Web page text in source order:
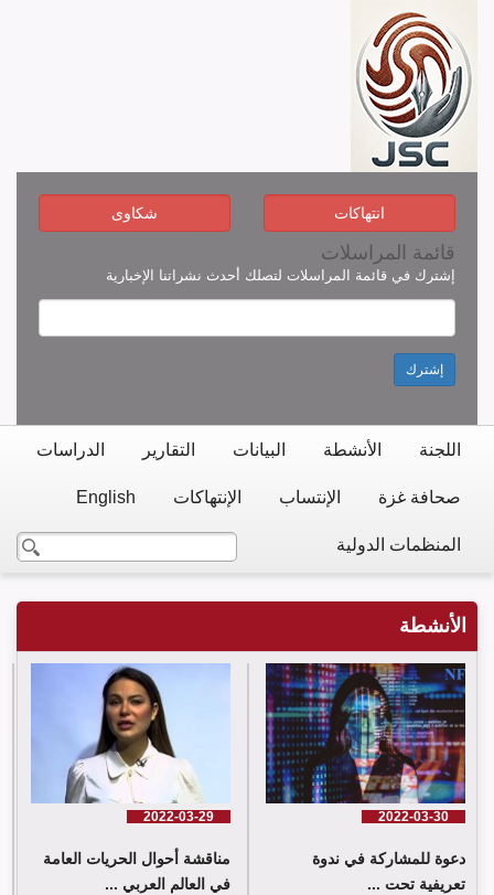
انتهاكات شكاوى
قائمة المراسلات
إشترك في قائمة المراسلات لتصلك أحدث نشراتنا الإخبارية
إشترك
اللجنة الأنشطة البيانات التقارير الدراسات
صحافة غزة الإنتساب الإنتهاكات English
المنظمات الدولية
الأنشطة
2022-03-30
دعوة للمشاركة في ندوة
تعريفية تحت ...
2022-03-29
مناقشة أحوال الحريات العامة
في العالم العربي ...